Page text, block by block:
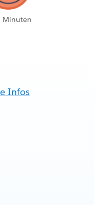
Minuten
Infos